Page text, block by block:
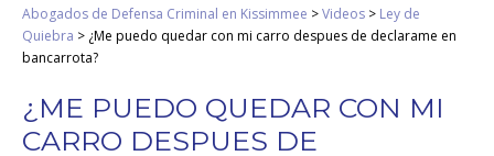
Abogados de Defensa Criminal en Kissimmee >Videos > Ley de
Quiebra > ¿Me puedo quedar con mi carro despues de declarame en
bancarrota?
¿ME PUEDO QUEDAR CON MI
CARRO DESPUES DE